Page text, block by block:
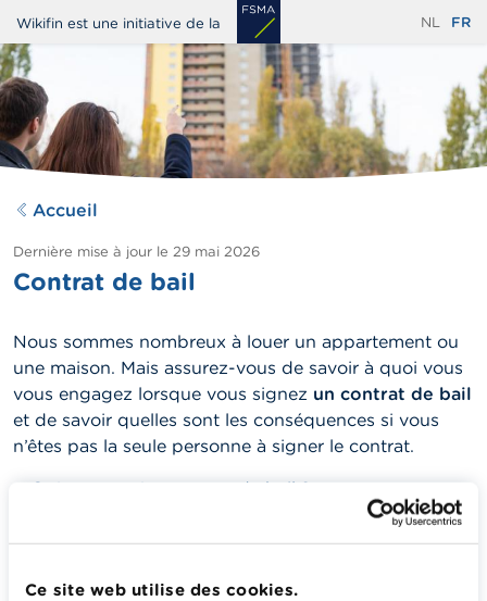
Ce site web utilise des cookies.
Aller
au
contenu
principal
Wikifin est une initiative de la NL FR
Accueil
Dernière mise à jour le 29 mai 2026
Contrat de bail
Nous sommes nombreux à louer un appartement ou
une maison. Mais assurez-vous de savoir à quoi vous
vous engagez lorsque vous signez un contrat de bail
et de savoir quelles sont les conséquences si vous
n’êtes pas la seule personne à signer le contrat.
Qu’est-ce qu’un contrat de bail ?
Si nous louons l’habitation familiale, sommes-nous
tous les deux liés par le bail ?
La colocation me tente. Y a-t-il des pièges à éviter ?